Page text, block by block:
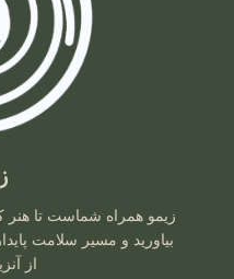
می‌کنید که ریشه در فرهنگ
زیمو همراه شماست تا هنر
بیاورید و مسیر سلامت
از